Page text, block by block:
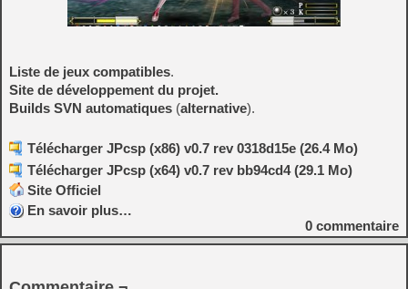
Liste de jeux compatibles.
Site de développement du projet.
Builds SVN automatiques (alternative).
Télécharger JPcsp (x86) v0.7 rev 0318d15e (26.4 Mo)
Télécharger JPcsp (x64) v0.7 rev bb94cd4 (29.1 Mo)
Site Officiel
En savoir plus…
0 commentaire